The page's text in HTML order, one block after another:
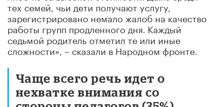
тех семей, чьи дети получают услугу,
зарегистрировано немало жалоб на качество
работы групп продленного дня. Каждый
седьмой родитель отметил те или иные
сложности», – сказали в Народном фронте.
Чаще всего речь идет о
нехватке внимания со